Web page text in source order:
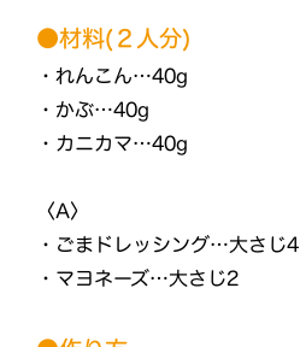
●材料(２人分)
・れんこん…40g
・かぶ…40g
・カニカマ…40g
〈A〉
・ごまドレッシング…大さじ4
・マヨネーズ…大さじ2